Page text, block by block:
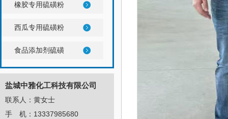
橡胶专用硫磺粉
西瓜专用硫磺粉
食品添加剂硫磺
盐城中雅化工科技有限公司
联系人：黄女士
手 机：13337985680